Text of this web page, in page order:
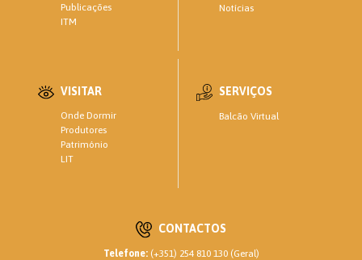
Publicações
ITM
Notícias
VISITAR
Onde Dormir
Produtores
Património
LIT
SERVIÇOS
Balcão Virtual
CONTACTOS
Telefone:(+351) 254 810 130 (Geral)